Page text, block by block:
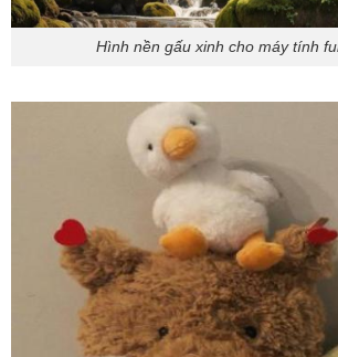
Hình nền gấu xinh cho máy tính